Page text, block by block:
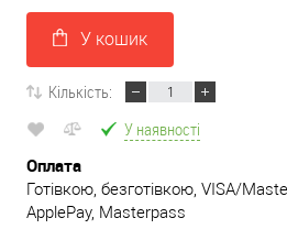
У кошик
Кількість:
У наявності
Оплата
Готівкою, безготівкою, VISA/
ApplePay, Masterpass